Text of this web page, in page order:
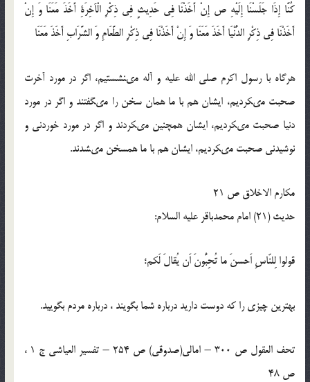
كُنَّا إِذَا جَلَسْنَا إِلَيْهِ ص إِنْ أَخَذْنَا فِي حَدِيثٍ فِي ذِكْرِ الْآخِرَةِ أَخَذَ مَعَنَا وَ إِنْ
أَخَذْنَا فِي ذِكْرِ الدُّنْيَا أَخَذَ مَعَنَا وَ إِنْ أَخَذْنَا فِي ذِكْرِ الطَّعَامِ وَ الشَّرَابِ أَخَذَ مَعَنَا
هرگاه با رسول اكرم صلی الله علیه و آله مى‏نشستيم، اگر در مورد آخرت
صحبت مى‏كرديم، ايشان هم با ما همان سخن را مى‏گفتند و اگر در مورد
دنيا صحبت مى‏كرديم، ايشان هم‏چنين مى‏كردند و اگر در مورد خوردنى و
نوشيدنى صحبت مى‏كرديم، ايشان هم با ما هم‏سخن مى‏شدند.
مكارم الاخلاق ص 21
حدیث (21) امام محمدباقر علیه السلام:
قولوا لِلنّاسِ اَحسنَ ما تُحِبُّونَ اَن یُقالَ لَکم؛
بهترین چیزی را که دوست دارید درباره شما بگویند ، درباره مردم بگویید.
تحف العقول ص 300 – امالی(صدوقی) ص 254 – تفسیر العیاشی ج 1 ،
ص 48